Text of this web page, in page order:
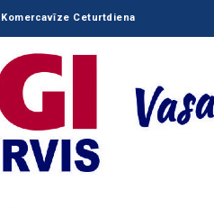
Komercavīze Ceturtdiena